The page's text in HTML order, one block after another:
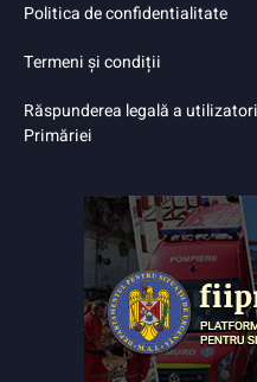
Politica de confidentialitate
Termeni și condiții
Răspunderea legală a
Primăriei